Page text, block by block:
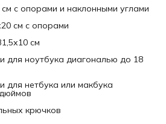
с опорами и наклонными углами
см с опорами
см
для ноутбука диагональю до 18
для нетбука или макбука
крючков